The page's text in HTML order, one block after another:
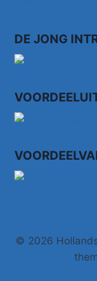
DE JONG
© 2026